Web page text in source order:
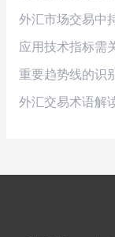
外汇市场交易中
应用技术指标需
重要趋势线的识
外汇交易术语解